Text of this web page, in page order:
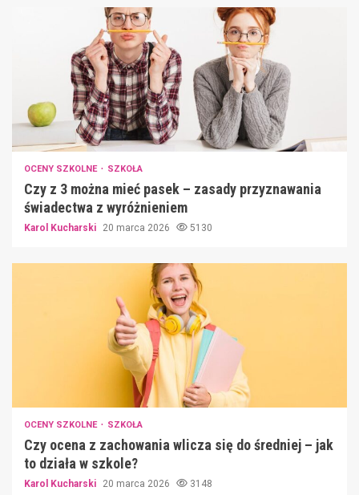
OCENY SZKOLNE SZKOŁA
Czy z 3 można mieć pasek – zasady przyznawania
świadectwa z wyróżnieniem
Karol Kucharski 20 marca 2026 5130
OCENY SZKOLNE SZKOŁA
Czy ocena z zachowania wlicza się do średniej – jak
to działa w szkole?
Karol Kucharski 20 marca 2026 3148